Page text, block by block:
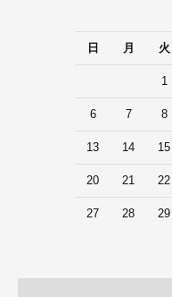
日
月 火
1
6 7 8
13 14 15
20 21 22
27 28 29